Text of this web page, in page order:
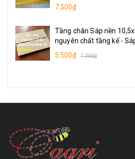
7.500₫
Tầng chân Sáp nền
nguyên chất tầng kế -
5.500₫
7.000₫